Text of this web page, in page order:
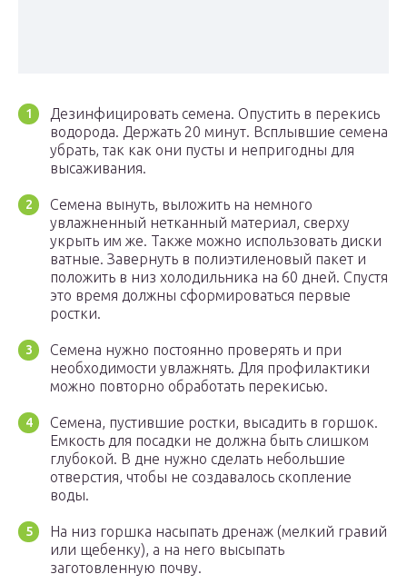
Дезинфицировать семена. Опустить в перекись
водорода. Держать 20 минут. Всплывшие семена
убрать, так как они пусты и непригодны для
высаживания.
Семена вынуть, выложить на немного
увлажненный нетканный материал, сверху
укрыть им же. Также можно использовать диски
ватные. Завернуть в полиэтиленовый пакет и
положить в низ холодильника на 60 дней. Спустя
это время должны сформироваться первые
ростки.
Семена нужно постоянно проверять и при
необходимости увлажнять. Для профилактики
можно повторно обработать перекисью.
Семена, пустившие ростки, высадить в горшок.
Емкость для посадки не должна быть слишком
глубокой. В дне нужно сделать небольшие
отверстия, чтобы не создавалось скопление
воды.
На низ горшка насыпать дренаж (мелкий гравий
или щебенку), а на него высыпать
заготовленную почву.